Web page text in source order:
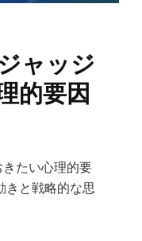
ャッジ
的要因
たい心理的要
きと戦略的な思